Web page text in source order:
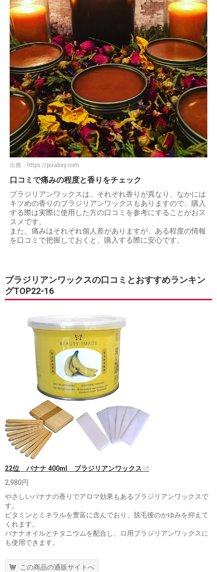
出典： https://pixabay.com
口コミで痛みの程度と香りをチェック
ブラジリアンワックスは、それぞれ香りが異なり、なかには
キツめの香りのブラジリアンワックスもありますので、購入
する際は実際に使用した方の口コミを参考にすることがおス
スメです。
また、痛みはそれぞれ個人差がありますが、ある程度の情報
を口コミで把握しておくと、購入する際に安心です。
ブラジリアンワックスの口コミとおすすめランキン
グTOP22-16
22位 バナナ 400ml ブラジリアンワックス
2,980円
やさしいバナナの香りでアロマ効果もあるブラジリアンワックスで
す。
ビタミンとミネラルを豊富に含んでおり、脱毛後のかゆみを抑えて
くれます。
バナナオイルとチタニウムを配合し、ロ用ブラジリアンワックスに
も使用できます。
この商品の通販サイトへ